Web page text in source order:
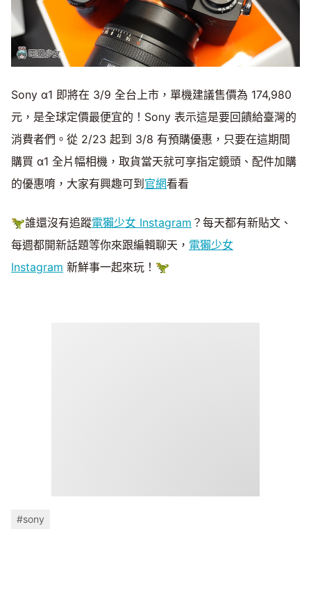
Sony α1 即將在 3/9 全台上市，單機建議售價為 174,980
元，是全球定價最便宜的！Sony 表示這是要回饋給臺灣的
消費者們。從 2/23 起到 3/8 有預購優惠，只要在這期間
購買 α1 全片幅相機，取貨當天就可享指定鏡頭、配件加購
的優惠唷，大家有興趣可到官網看看
🦖誰還沒有追蹤電獺少女 Instagram ？每天都有新貼文、
每週都開新話題等你來跟編輯聊天， 電獺少女
Instagram 新鮮事一起來玩！🦖
#sony